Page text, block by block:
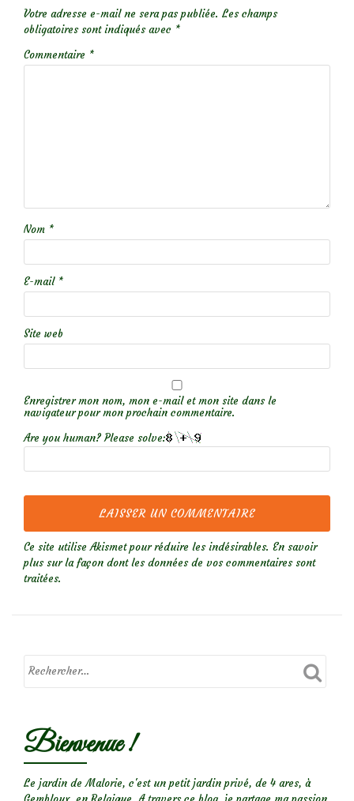
Votre adresse e-mail ne sera pas publiée. Les champs
obligatoires sont indiqués avec *
Commentaire *
Nom *
E-mail *
Site web
Enregistrer mon nom, mon e-mail et mon site dans le
navigateur pour mon prochain commentaire.
Are you human? Please solve:
Ce site utilise Akismet pour réduire les indésirables. En savoir
plus sur la façon dont les données de vos commentaires sont
traitées.
Bienvenue !
Le jardin de Malorie, c'est un petit jardin privé, de 4 ares, à